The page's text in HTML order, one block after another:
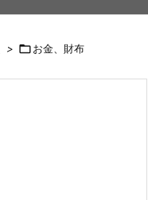
> お金、財布